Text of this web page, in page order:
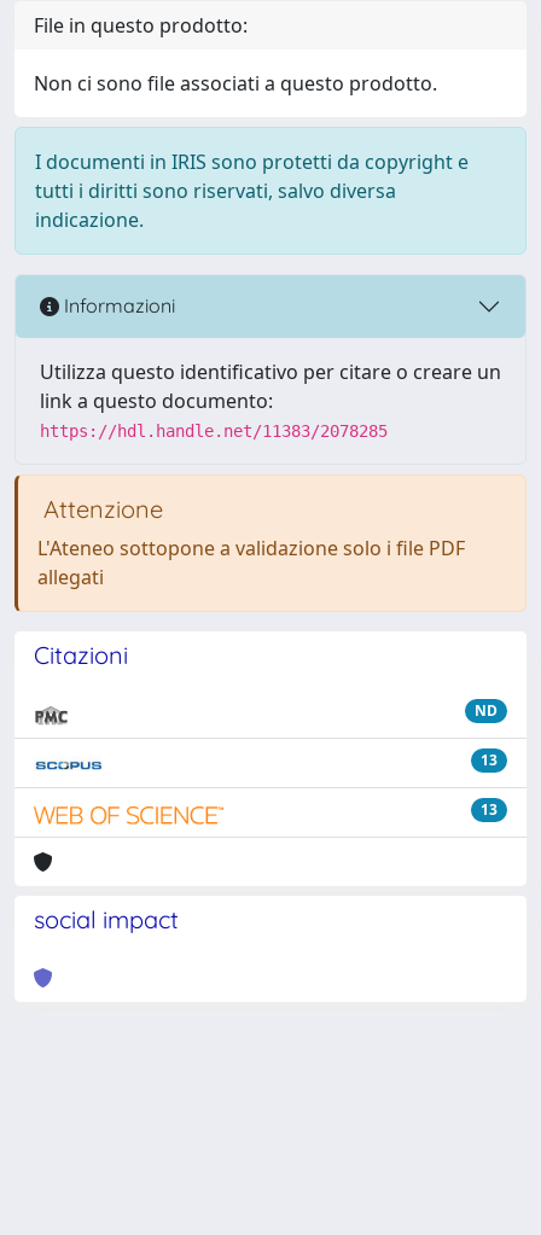
File in questo prodotto:
Non ci sono file associati a questo prodotto.
I documenti in IRIS sono protetti da copyright e
tutti i diritti sono riservati, salvo diversa
indicazione.
Informazioni
Utilizza questo identificativo per citare o creare un
link a questo documento:
https://hdl.handle.net/11383/2078285
Attenzione
L'Ateneo sottopone a validazione solo i file PDF
allegati
Citazioni
ND
13
13
social impact